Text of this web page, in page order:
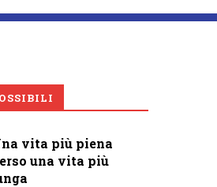
vita più piena
una vita più